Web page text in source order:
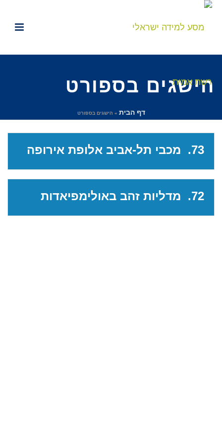
הישגים בספורט
דף הבית » הישגים בספורט
73. מכבי תל-אביב אלופת אירופה
72. מדליות זהב באולימפיאדות